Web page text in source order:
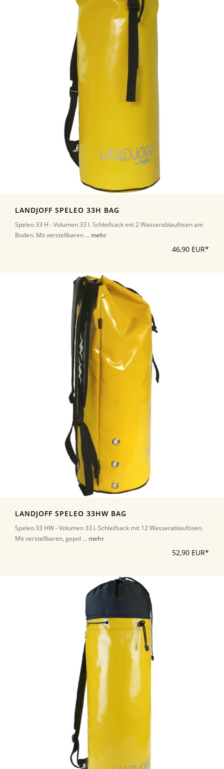
LANDJOFF SPELEO 33H BAG
Speleo 33 H - Volumen 33 l. Schleifsack mit 2 Wasserablaufösen am
Boden. Mit verstellbaren ... mehr
46,90 EUR*
LANDJOFF SPELEO 33HW BAG
Speleo 33 HW - Volumen 33 l. Schleifsack mit 12 Wasserablaufösen.
Mit verstellbaren, gepol ... mehr
52,90 EUR*